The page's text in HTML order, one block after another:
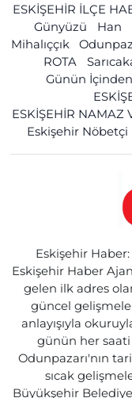
ESKİŞEHİR İLÇE
Günyüzü
Han
Mihalıççık
ROTA
Günün İçinden
ESKİŞEHİR NAMAZ
Eskişehir Nöbetçi
Eskişehir
Eskişehir Haber
gelen ilk adres
güncel
anlayışıyla
günün her saati
Odunpazarı'nın
sıcak
Büyükşehir